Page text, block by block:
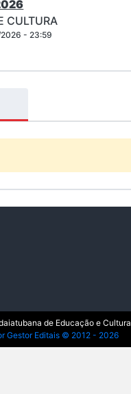
CULTURA
- 23:59
de Educação e Cultura
Gestor Editais © 2012 - 2026